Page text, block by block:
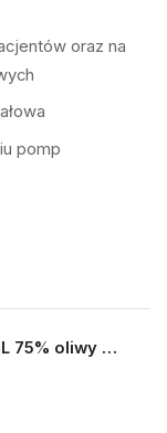
oraz na
pomp
PHARM FOOT oxyZONE OIL 75% oliwy ozonowanej i smocza krew 15ml